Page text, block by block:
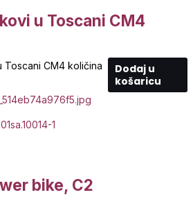
u Toscani CM4
Toscani CM4 količina
Dodaj u
košaricu
1
bike, C2